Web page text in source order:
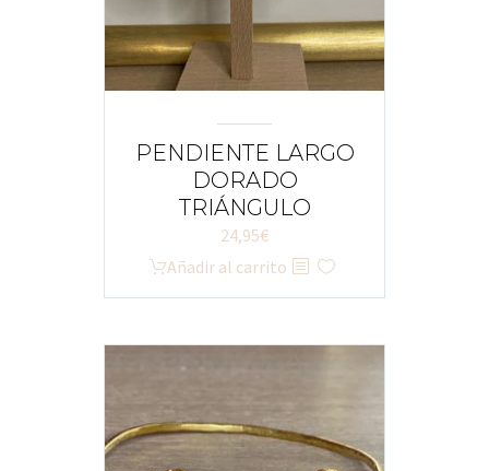
PENDIENTE LARGO
DORADO
TRIÁNGULO
24,95€
Añadir al carrito